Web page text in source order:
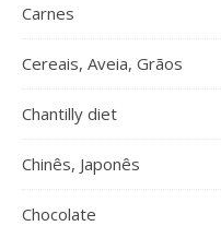
Carnes
Cereais, Aveia, Grãos
Chantilly diet
Chinês, Japonês
Chocolate